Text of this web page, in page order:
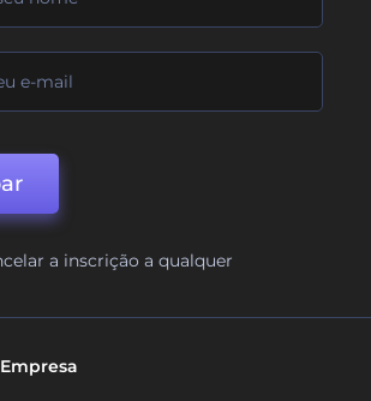
a inscrição a qualquer
Empresa